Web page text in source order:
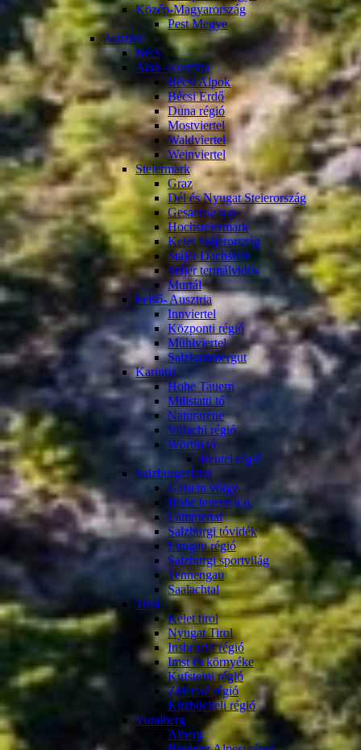
Közép-Magyarország
Pest Megye
Ausztria
Bécs
Alsó -Ausztria
Bécsi Alpok
Bécsi Erdő
Duna régió
Mostviertel
Waldviertel
Weinviertel
Steiermark
Graz
Dél és Nyugat Steierország
Gesaeuse n.p
Hochsteiermark
Kelet Stájerország
Stájer Dachstein
Stájer termálvidék
Murtál
Felső- Ausztria
Innviertel
Központi régió
Mühlviertel
Salzkammergut
Karintia
Hohe Tauern
Millstatti tó
Naturarene
Villachi régió
Wörthi tó
Reutei régió
Salzburgerland
Gastein völgy
Hohe teuern n.p.
Lammertal
Salzburgi tóvidék
Lungau régió
Salzburgi sportvilág
Tennengau
Saalachtal
Tirol
Kelet tirol
Nyugat Tirol
Insbrucki régió
Imst és környéke
Kufsteini régió
Zillertaé régió
Kitzbücheli régió
Voralberg
Alberg